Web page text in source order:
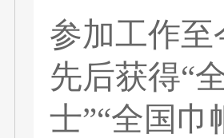
参加工作
先后获得“
士”“全国巾